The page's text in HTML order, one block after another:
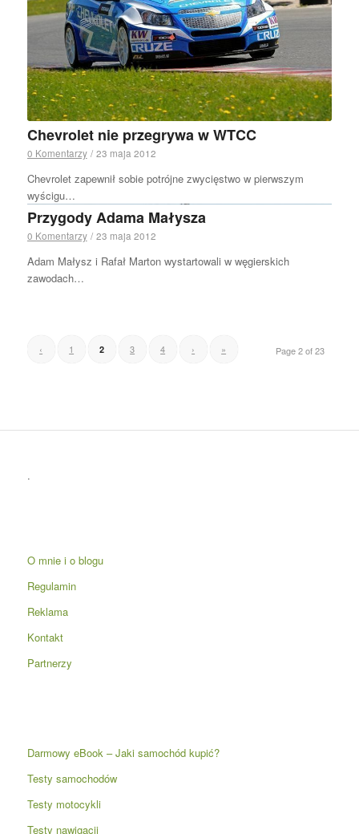
Chevrolet nie przegrywa w WTCC
0 Komentarzy / 23 maja 2012
Chevrolet zapewnił sobie potrójne zwycięstwo w pierwszym
wyścigu…
Przygody Adama Małysza
0 Komentarzy / 23 maja 2012
Adam Małysz i Rafał Marton wystartowali w węgierskich
zawodach…
Page 2 of 23
‹ 1 2 3 4 › »
.
O mnie i o blogu
Regulamin
Reklama
Kontakt
Partnerzy
Darmowy eBook – Jaki samochód kupić?
Testy samochodów
Testy motocykli
Testy nawigacji